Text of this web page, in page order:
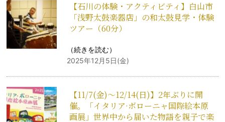
【石川の体験・アクティビティ】白山市
「浅野太鼓楽器店」の和太鼓見学・体験
ツアー（60分）
（続きを読む）
2025年12月5日(金)
【11/7(金)～12/14(日)】2年ぶりに開
催。「イタリア·ボローニャ国際絵本原
画展」世界中から届いた物語を親子で楽